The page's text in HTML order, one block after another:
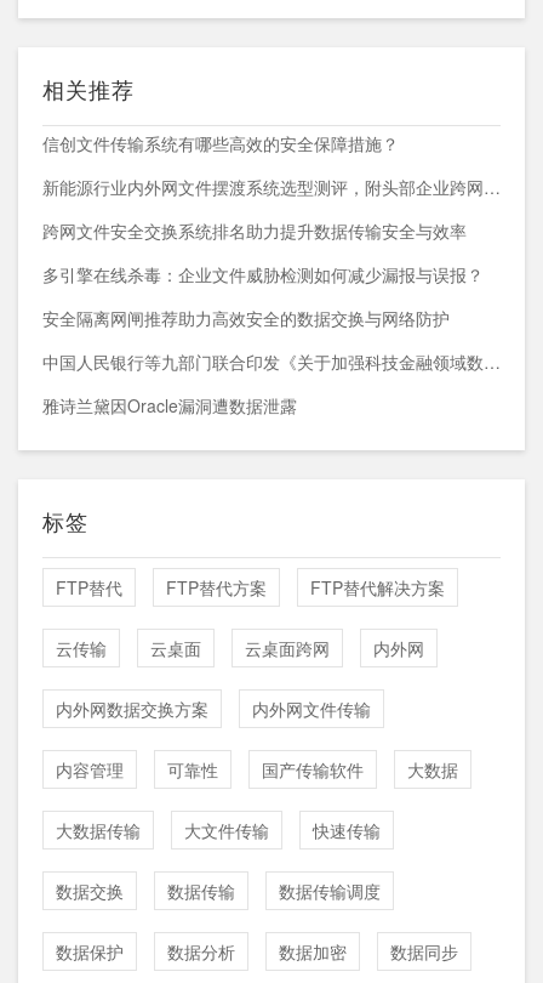
相关推荐
信创文件传输系统有哪些高效的安全保障措施？
新能源行业内外网文件摆渡系统选型测评，附头部企业跨网部署案例
跨网文件安全交换系统排名助力提升数据传输安全与效率
多引擎在线杀毒：企业文件威胁检测如何减少漏报与误报？
安全隔离网闸推荐助力高效安全的数据交换与网络防护
中国人民银行等九部门联合印发《关于加强科技金融领域数据开发利用的通知》
雅诗兰黛因Oracle漏洞遭数据泄露
标签
FTP替代 FTP替代方案 FTP替代解决方案
云传输 云桌面 云桌面跨网 内外网
内外网数据交换方案 内外网文件传输
内容管理 可靠性 国产传输软件 大数据
大数据传输 大文件传输 快速传输
数据交换 数据传输 数据传输调度
数据保护 数据分析 数据加密 数据同步